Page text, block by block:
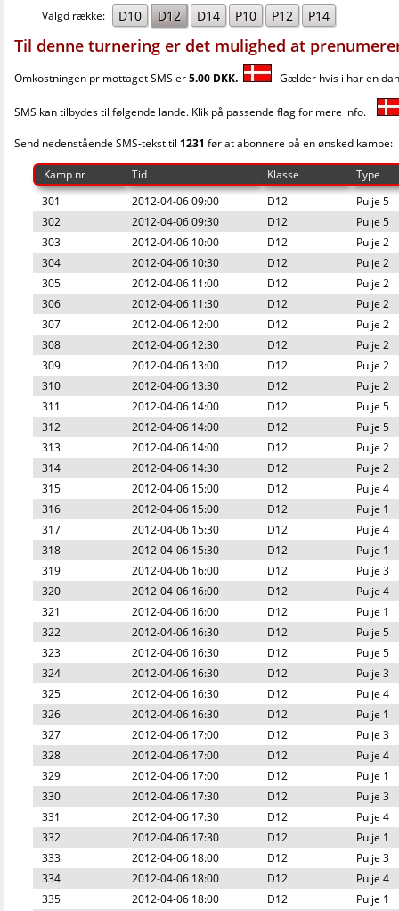
Valgd række: D10 D12 D14 P10 P12 P14
Til denne turnering er det mulighed at
Omkostningen pr mottaget SMS er5.00 DKK. Gælder hvis i har en
SMS kan tilbydes til følgende lande. Klik på passende flag for mere info.
Send nedenstående SMS-tekst til 1231 før at abonnere på en ønsked kampe:
Kamp nr Tid Klasse
Type
301
2012-04-06 09:00 D12
Pulje 5
302
2012-04-06 09:30 D12
Pulje 5
303
2012-04-06 10:00 D12
Pulje 2
304
2012-04-06 10:30 D12
Pulje 2
305
2012-04-06 11:00 D12
Pulje 2
306
2012-04-06 11:30 D12
Pulje 2
307
2012-04-06 12:00 D12
Pulje 2
308
2012-04-06 12:30 D12
Pulje 2
309
2012-04-06 13:00 D12
Pulje 2
310
2012-04-06 13:30 D12
Pulje 2
311
2012-04-06 14:00 D12
Pulje 5
312
2012-04-06 14:00 D12
Pulje 5
313
2012-04-06 14:00 D12
Pulje 2
314
2012-04-06 14:30 D12
Pulje 2
315
2012-04-06 15:00 D12
Pulje 4
316
2012-04-06 15:00 D12
Pulje 1
317
2012-04-06 15:30 D12
Pulje 4
318
2012-04-06 15:30 D12
Pulje 1
319
2012-04-06 16:00 D12
Pulje 3
320
2012-04-06 16:00 D12
Pulje 4
321
2012-04-06 16:00 D12
Pulje 1
322
2012-04-06 16:30 D12
Pulje 5
323
2012-04-06 16:30 D12
Pulje 5
324
2012-04-06 16:30 D12
Pulje 3
325
2012-04-06 16:30 D12
Pulje 4
326
2012-04-06 16:30 D12
Pulje 1
327
2012-04-06 17:00 D12
Pulje 3
328
2012-04-06 17:00 D12
Pulje 4
329
2012-04-06 17:00 D12
Pulje 1
330
2012-04-06 17:30 D12
Pulje 3
331
2012-04-06 17:30 D12
Pulje 4
332
2012-04-06 17:30 D12
Pulje 1
333
2012-04-06 18:00 D12
Pulje 3
334
2012-04-06 18:00 D12
Pulje 4
335
2012-04-06 18:00 D12
Pulje 1